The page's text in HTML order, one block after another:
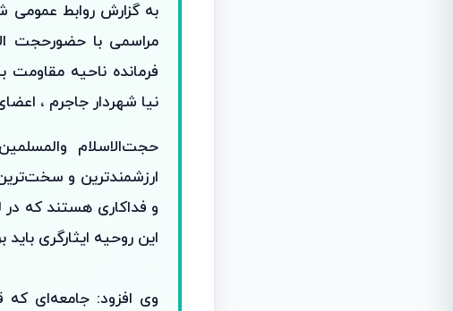
به گزارش روابط عمومی
مراسمی با حضورحجت‌
فرمانده ناحیه
نیا شهردار جاجرم ،
حجت‌الاسلام
ارزشمندترین و
و فداکاری هستند که در
این روحیه ایثارگری باید
وی افزود: جامعه‌ای